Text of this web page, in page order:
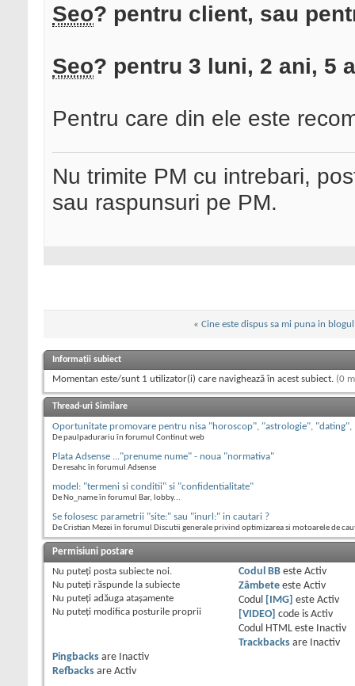
Seo? pentru client, sau
Seo? pentru 3 luni, 2 ani, 5
Pentru care din ele este
Nu trimite PM cu intrebari,
sau raspunsuri pe PM.
« Cine este dispus sa mi puna in
Informații subiect
Momentan este/sunt 1 utilizator(i) care navighează în acest subiect. (0
Thread-uri Similare
Oportunitate promovare pentru nisa "horoscop", "astrologie",
De paulpadurariu în forumul Continut web
Plata Adsense ..."prenume nume" - noua "normativa"
De resahc în forumul Adsense
model: "termeni si conditii" si "confidentialitate"
De No_name în forumul Bar, lobby...
Se folosesc parametrii "site:" sau "inurl:" in cautari ?
De Cristian Mezei în forumul Discutii generale privind optimizarea si motoarele de
Permisiuni postare
Nu puteţi posta subiecte noi.
Nu puteţi răspunde la subiecte
Nu puteţi adăuga ataşamente
Nu puteţi modifica posturile proprii
Codul BBeste Activ
Zâmbeteeste Activ
Codul
[IMG] este Activ
[VIDEO]
code is Activ
Codul HTML este
Inactiv
Trackbacksare
Inactiv
Pingbacks are
Inactiv
Refbacks are Activ